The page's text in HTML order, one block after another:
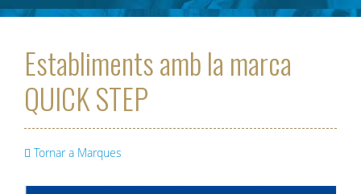
Establiments amb la marca
QUICK STEP
Tornar a Marques